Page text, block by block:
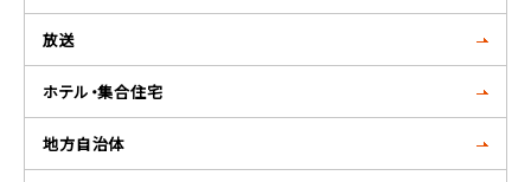
放送
ホテル・集合住宅
地方自治体